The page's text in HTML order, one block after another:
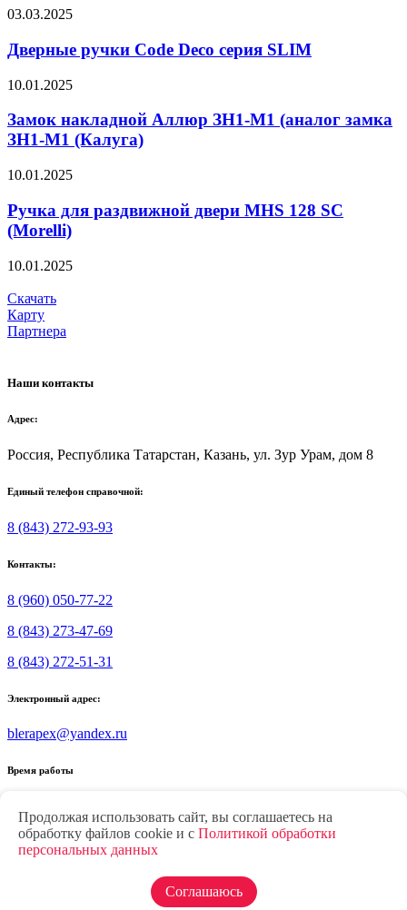
03.03.2025
Дверные ручки Сode Deco серия SLIM
10.01.2025
Замок накладной Аллюр ЗН1-М1 (аналог замка
ЗН1-М1 (Калуга)
10.01.2025
Ручка для раздвижной двери MHS 128 SC
(Мorelli)
10.01.2025
Скачать
Карту
Партнера
Наши контакты
Адрес:
Россия, Республика Татарстан, Казань, ул. Зур Урам, дом 8
Единый телефон справочной:
8 (843) 272-93-93
Контакты:
8 (960) 050-77-22
8 (843) 273-47-69
8 (843) 272-51-31
Электронный адрес:
blerapex@yandex.ru
Время работы
Суббота: 9.00-17.00
Воскресенье: выходной
Контакты Партнерам
Отзывы
© 2024, СимБлэр - продажа и производство дверей и
Продолжая использовать сайт, вы соглашаетесь на
обработку файлов cookie и с Политикой обработки
персональных данных
Соглашаюсь